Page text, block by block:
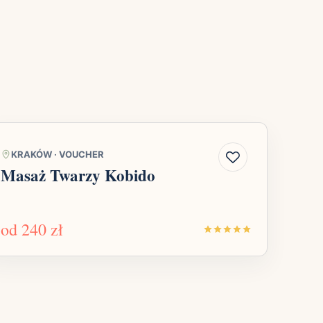
KRAKÓW · VOUCHER
Masaż Twarzy Kobido
od 240 zł